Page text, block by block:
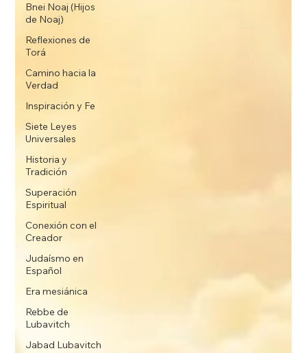
Bnei Noaj (Hijos
de Noaj)
Reflexiones de
Torá
Camino hacia la
Verdad
Inspiración y Fe
Siete Leyes
Universales
Historia y
Tradición
Superación
Espiritual
Conexión con el
Creador
Judaísmo en
Español
Era mesiánica
Rebbe de
Lubavitch
Jabad Lubavitch